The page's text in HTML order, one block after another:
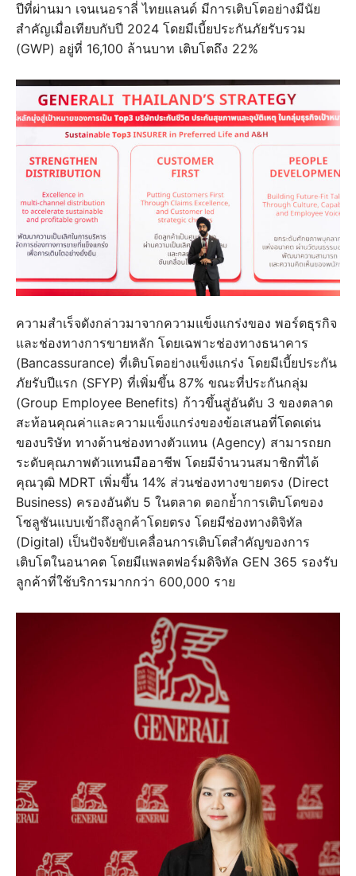
ปีที่ผ่านมา เจนเนอราลี่ ไทยแลนด์ มีการเติบโตอย่างมีนัย
สำคัญเมื่อเทียบกับปี 2024 โดยมีเบี้ยประกันภัยรับรวม
(GWP) อยู่ที่ 16,100 ล้านบาท เติบโตถึง 22%
ความสำเร็จดังกล่าวมาจากความแข็งแกร่งของ พอร์ตธุรกิจ
และช่องทางการขายหลัก โดยเฉพาะช่องทางธนาคาร
(Bancassurance) ที่เติบโตอย่างแข็งแกร่ง โดยมีเบี้ยประกัน
ภัยรับปีแรก (SFYP) ที่เพิ่มขึ้น 87% ขณะที่ประกันกลุ่ม
(Group Employee Benefits) ก้าวขึ้นสู่อันดับ 3 ของตลาด
สะท้อนคุณค่าและความแข็งแกร่งของข้อเสนอที่โดดเด่น
ของบริษัท ทางด้านช่องทางตัวแทน (Agency) สามารถยก
ระดับคุณภาพตัวแทนมืออาชีพ โดยมีจำนวนสมาชิกที่ได้
คุณวุฒิ MDRT เพิ่มขึ้น 14% ส่วนช่องทางขายตรง (Direct
Business) ครองอันดับ 5 ในตลาด ตอกย้ำการเติบโตของ
โซลูชันแบบเข้าถึงลูกค้าโดยตรง โดยมีช่องทางดิจิทัล
(Digital) เป็นปัจจัยขับเคลื่อนการเติบโตสำคัญของการ
เติบโตในอนาคต โดยมีแพลตฟอร์มดิจิทัล GEN 365 รองรับ
ลูกค้าที่ใช้บริการมากกว่า 600,000 ราย